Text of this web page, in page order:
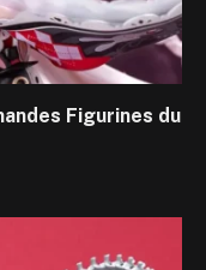
Figurines du